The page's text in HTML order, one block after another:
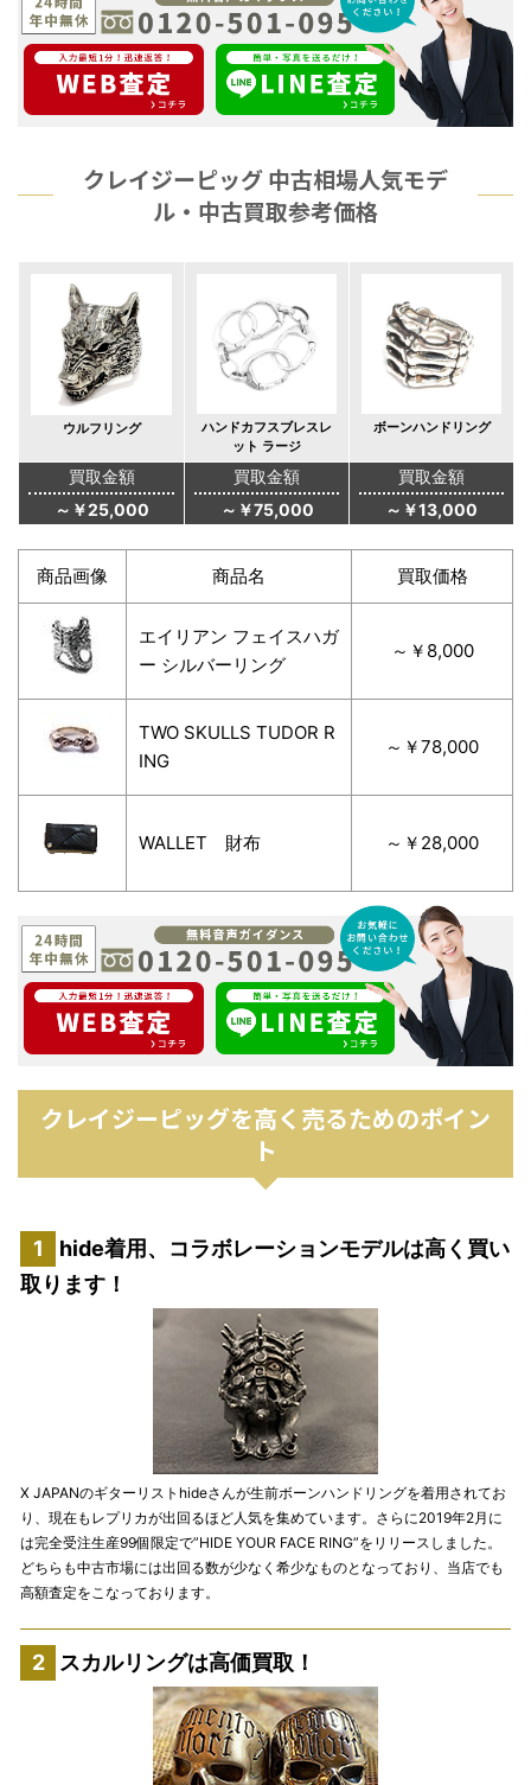
クレイジーピッグ 中古相場人気モデ
ル・中古買取参考価格
ウルフリング
ハンドカフスブレスレ
ット ラージ
ボーンハンドリング
買取金額
～￥25,000
買取金額
～￥75,000
買取金額
～￥13,000
商品画像 商品名 買取価格
エイリアン フェイスハガ
ー シルバーリング
～￥8,000
TWO SKULLS TUDOR R
ING
～￥78,000
WALLET 財布 ～￥28,000
クレイジーピッグを高く売るためのポイン
ト
hide着用、コラボレーションモデルは高く買い
取ります！
X JAPANのギターリストhideさんが生前ボーンハンドリングを着用されてお
り、現在もレプリカが出回るほど人気を集めています。さらに2019年2月に
は完全受注生産99個限定で”HIDE YOUR FACE RING”をリリースしました。
どちらも中古市場には出回る数が少なく希少なものとなっており、当店でも
高額査定をこなっております。
スカルリングは高価買取！